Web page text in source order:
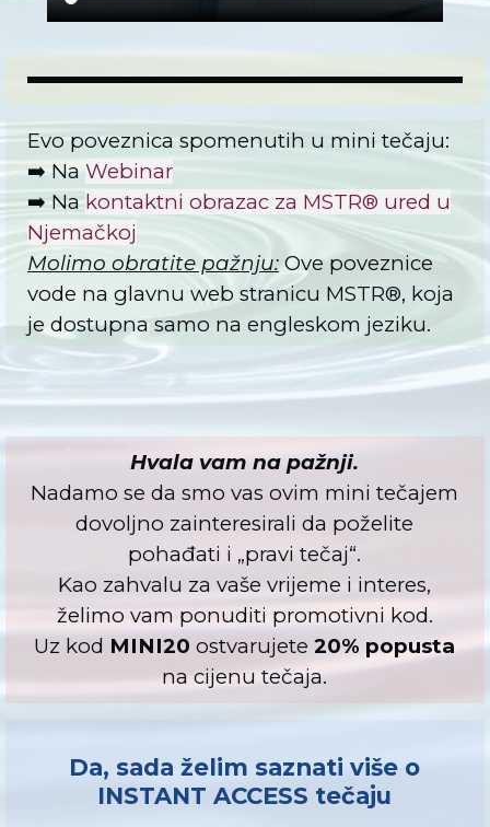
Evo poveznica spomenutih u mini tečaju:
➡️ NaWebinar
➡️Nakontaktni obrazac za MSTR® ured u
Njemačkoj
Molimo obratite pažnju: Ove poveznice
vode na glavnu web stranicu MSTR®, koja
je dostupna samo na engleskom jeziku.
Hvala vam na pažnji.
Nadamo se da smo vas ovim mini tečajem
dovoljno zainteresirali da poželite
pohađati i „pravi tečaj“.
Kao zahvalu za vaše vrijeme i interes,
želimo vam ponuditi promotivni kod.
Uz kod MINI20 ostvarujete20% popusta
na cijenu tečaja.
Da, sada želim saznati više o
INSTANT ACCESS tečaju